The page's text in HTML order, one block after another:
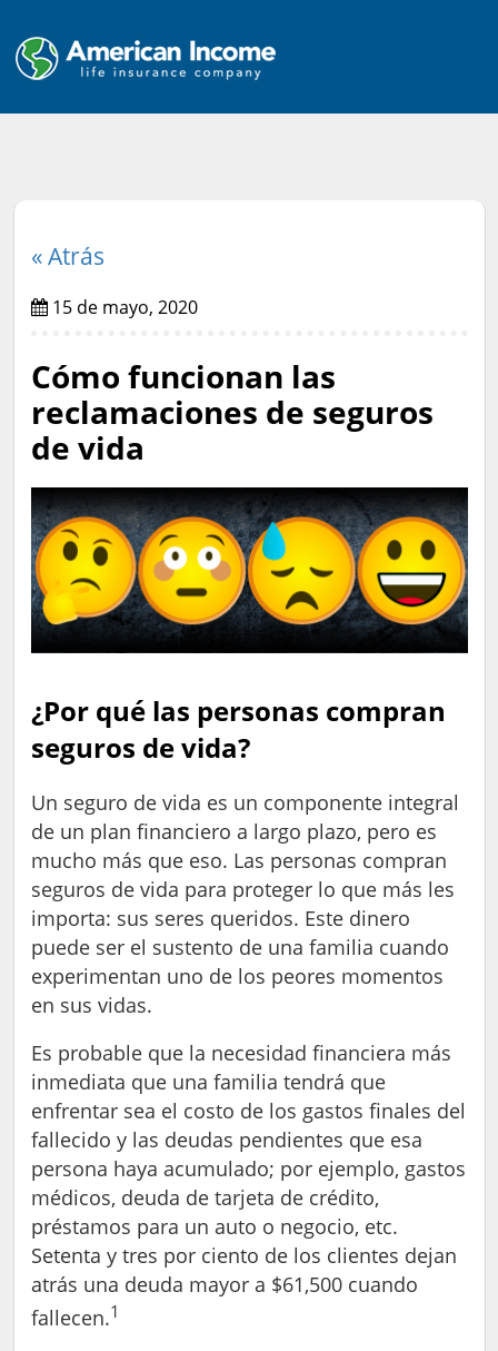
« Atrás
15 de mayo, 2020
Cómo funcionan las
reclamaciones de seguros
de vida
¿Por qué las personas compran
seguros de vida?
Un seguro de vida es un componente integral
de un plan financiero a largo plazo, pero es
mucho más que eso. Las personas compran
seguros de vida para proteger lo que más les
importa: sus seres queridos. Este dinero
puede ser el sustento de una familia cuando
experimentan uno de los peores momentos
en sus vidas.
Es probable que la necesidad financiera más
inmediata que una familia tendrá que
enfrentar sea el costo de los gastos finales del
fallecido y las deudas pendientes que esa
persona haya acumulado; por ejemplo, gastos
médicos, deuda de tarjeta de crédito,
préstamos para un auto o negocio, etc.
Setenta y tres por ciento de los clientes dejan
atrás una deuda mayor a $61,500 cuando
fallecen.1